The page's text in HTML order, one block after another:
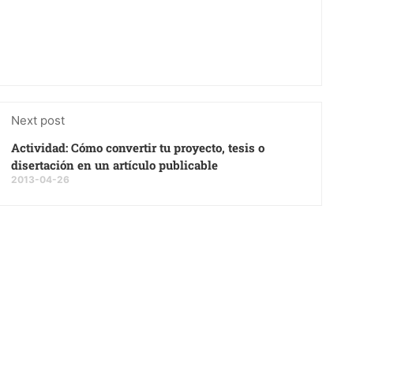
Next post
Actividad: Cómo convertir tu proyecto, tesis o
disertación en un artículo publicable
2013-04-26